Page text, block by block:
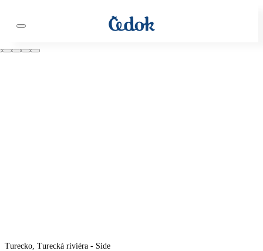
Turecko, Turecká riviéra - Side